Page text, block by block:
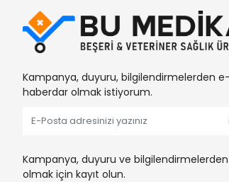
Kampanya, duyuru, bilgilendirmelerden
haberdar olmak istiyorum.
Kampanya, duyuru ve
olmak için kayıt olun.